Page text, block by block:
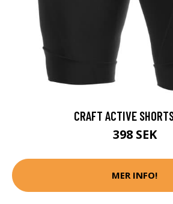
CRAFT ACTIVE
398 SEK
MER INFO!